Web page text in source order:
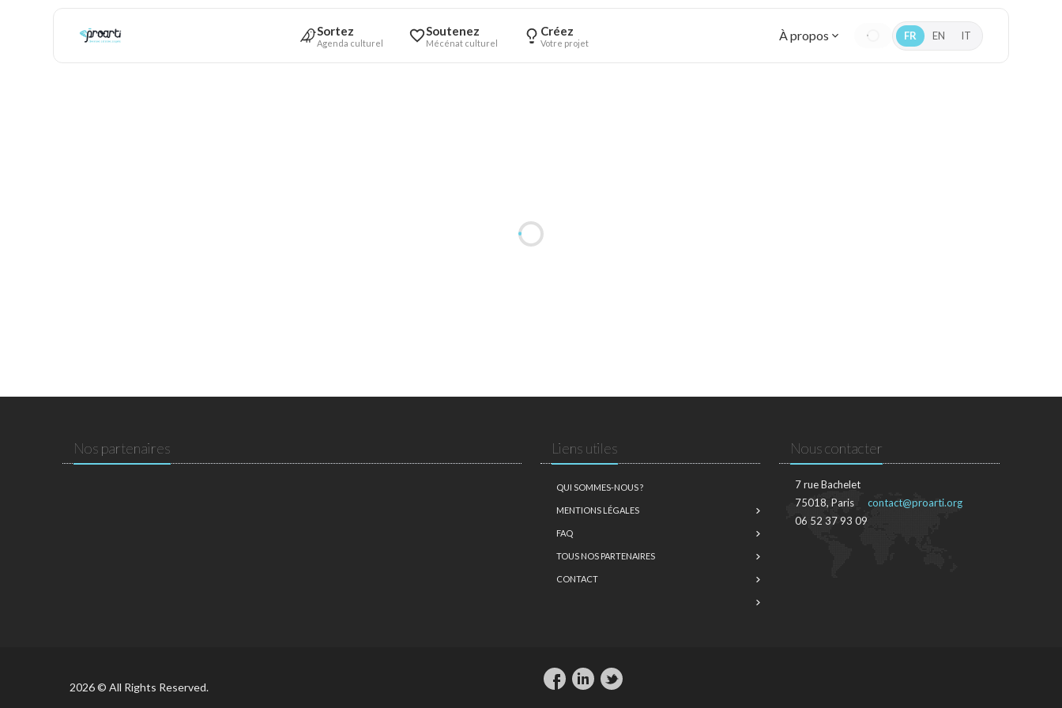
Sortez
Agenda culturel
Soutenez
Mécénat culturel
Créez
Votre projet À propos FR EN IT
Nos partenaires Liens utiles
QUI SOMMES-NOUS ?
MENTIONS LÉGALES
FAQ
TOUS NOS PARTENAIRES
CONTACT
Nous contacter
7 rue Bachelet
75018, Paris
06 52 37 93 09
contact@proarti.org
2026 © All Rights Reserved.